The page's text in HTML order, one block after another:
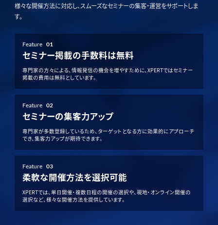
様々な開催方法に対応し、スムーズなセミナーの集客・運営をサポートしま
す。
Feature 01
セミナー掲載の手数料は無料
専門家の方々による、情報発信の機会を増やすために、XPERTではセミナー
掲載の費用は無料としています。
Feature 02
セミナーの集客力アップ
専門家が多数登録しているため、ターゲットとなる方に効果的にアプローチ
でき、集客力アップが期待できます。
Feature 03
柔軟な開催方法を選択可能
XPERTでは、単日開催・複数日程の開催の選択や、現地・オンライン開催の
選択など、様々な開催方法を提供しています。